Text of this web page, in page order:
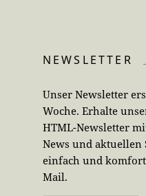
NEWSLETTER
Unser Newsletter
Woche. Erhalte
HTML-Newsletter
News und aktuellen
einfach und
Mail.